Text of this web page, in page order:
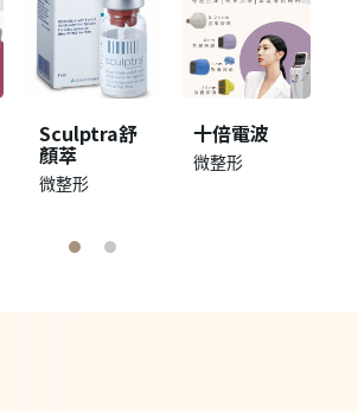
Sculptra舒
顏萃
微整形
十倍電波
微整形